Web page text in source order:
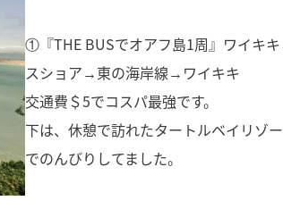
①『THE BUSでオアフ島1周』ワイキ
スショア→東の海岸線→ワイキキ
交通費＄5でコスパ最強です。
下は、休憩で訪れたタートルベイリゾ
でのんびりしてました。